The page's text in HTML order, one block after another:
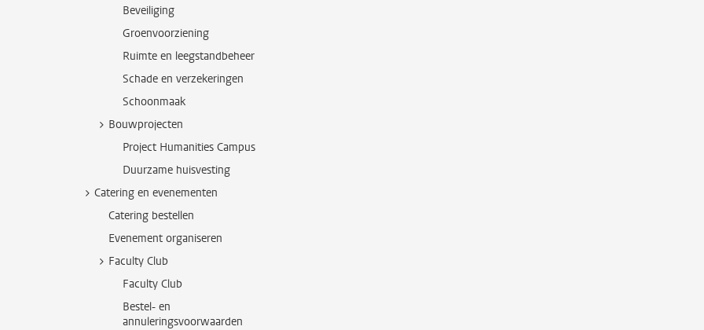
Beveiliging
Groenvoorziening
Ruimte en leegstandbeheer
Schade en verzekeringen
Schoonmaak
Bouwprojecten
Project Humanities Campus
Duurzame huisvesting
Catering en evenementen
Catering bestellen
Evenement organiseren
Faculty Club
Faculty Club
Bestel- en
annuleringsvoorwaarden